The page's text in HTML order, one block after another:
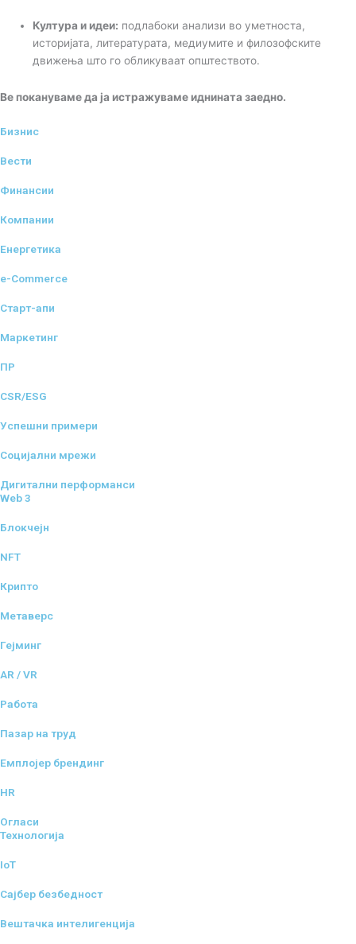
Култура и идеи: подлабоки анализи во уметноста,
историјата, литературата, медиумите и филозофските
движења што го обликуваат општеството.
Ве покануваме да ја истражуваме иднината заедно.
Бизнис
Вести
Финансии
Компании
Енергетика
e-Commerce
Старт-апи
Маркетинг
ПР
CSR/ESG
Успешни примери
Социјални мрежи
Дигитални перформанси
Web 3
Блокчејн
NFT
Крипто
Метаверс
Гејминг
AR / VR
Работа
Пазар на труд
Емплојер брендинг
HR
Огласи
Технологија
IoT
Сајбер безбедност
Вештачка интелигенција